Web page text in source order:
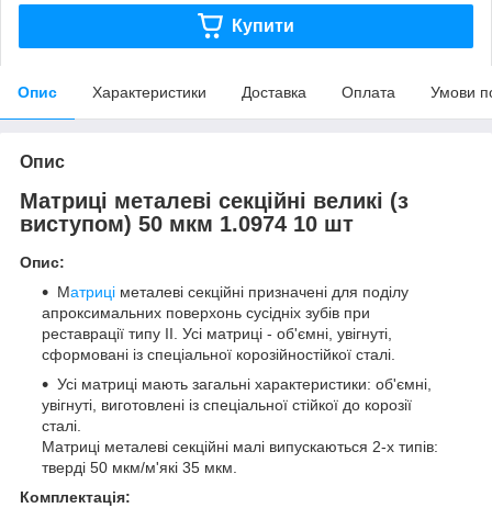
Купити
Опис Характеристики Доставка Оплата Умови
Опис
Матриці металеві секційні великі (з
виступом) 50 мкм 1.0974 10 шт
Опис:
Матриці металеві секційні призначені для поділу
апроксимальних поверхонь сусідніх зубів при
реставрації типу II. Усі матриці - об'ємні, увігнуті,
сформовані із спеціальної корозійностійкої сталі.
Усі матриці мають загальні характеристики: об'ємні,
увігнуті, виготовлені із спеціальної стійкої до корозії
сталі.
Матриці металеві секційні малі випускаються 2-х типів:
тверді 50 мкм/м'які 35 мкм.
Комплектація: